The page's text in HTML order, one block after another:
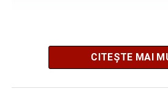
Potrivit informațiilor transmise
CITEȘTE MAI